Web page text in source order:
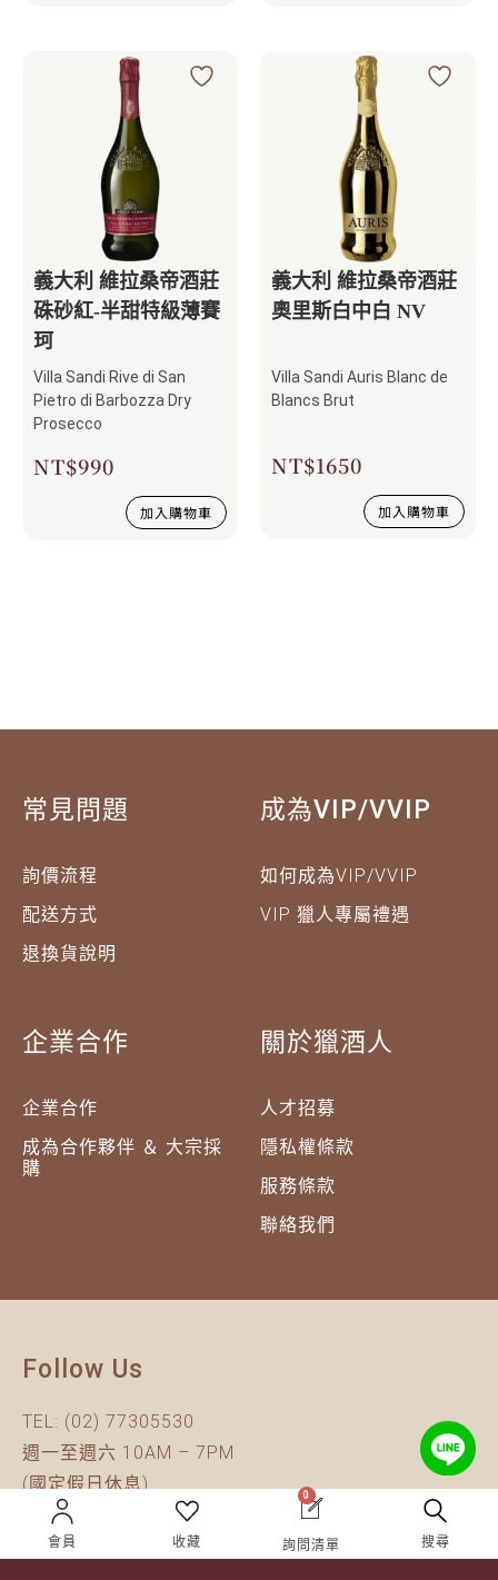
義大利 維拉桑帝酒莊
硃砂紅-半甜特級薄賽
珂
Villa Sandi Rive di San
Pietro di Barbozza Dry
Prosecco
NT$990
加入購物車
義大利 維拉桑帝酒莊
奧里斯白中白 NV
Villa Sandi Auris Blanc de
Blancs Brut
NT$1650
加入購物車
常見問題
詢價流程
配送方式
退換貨說明
成為VIP/VVIP
如何成為VIP/VVIP
VIP 獵人專屬禮遇
企業合作
企業合作
成為合作夥伴 ＆ 大宗採
購
關於獵酒人
人才招募
隱私權條款
服務條款
聯絡我們
Follow Us
TEL: (02) 77305530
週一至週六 10AM – 7PM
(國定假日休息)
有任何問題歡迎加入官方Line 詢問
會員 收藏
0
詢問清單 搜尋